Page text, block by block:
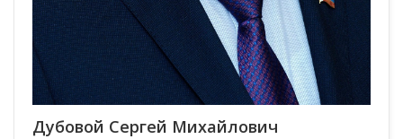
Дубовой Сергей Михайлович